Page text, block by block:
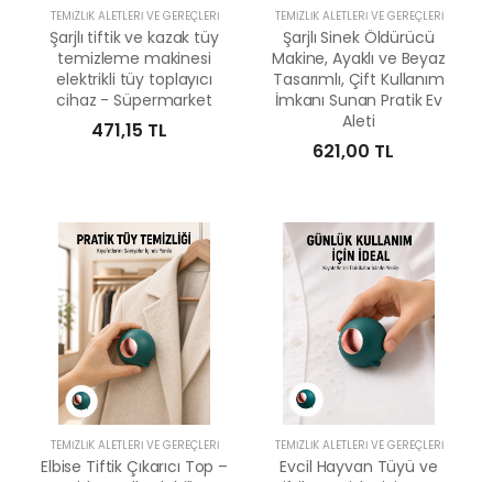
TEMIZLIK ALETLERI VE GEREÇLERI
Şarjlı tiftik ve kazak tüy
temizleme makinesi
elektrikli tüy toplayıcı
cihaz - Süpermarket
471,15 TL
TEMIZLIK ALETLERI VE GEREÇLERI
Şarjlı Sinek Öldürücü
Makine, Ayaklı ve Beyaz
Tasarımlı, Çift Kullanım
İmkanı Sunan Pratik Ev
Aleti
621,00 TL
TEMIZLIK ALETLERI VE GEREÇLERI
Elbise Tiftik Çıkarıcı Top –
TEMIZLIK ALETLERI VE GEREÇLERI
Evcil Hayvan Tüyü ve